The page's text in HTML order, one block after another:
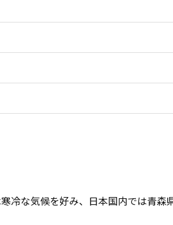
冷な気候を好み、日本国内では青森